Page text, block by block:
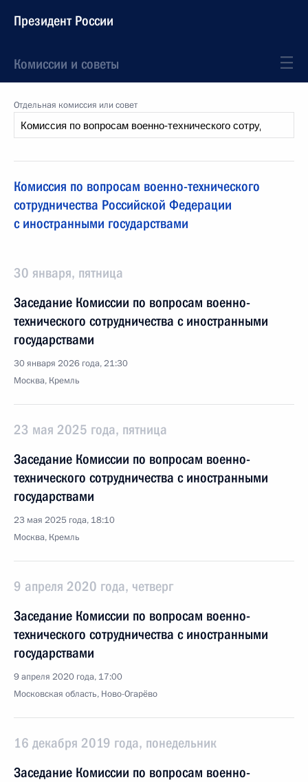
Президент России
Комиссии и советы
Отдельная комиссия или совет
Комиссия по вопросам военно-технического
сотрудничества Российской Федерации
с иностранными государствами
30 января, пятница
Заседание Комиссии по вопросам военно-
технического сотрудничества с иностранными
государствами
30 января 2026 года, 21:30
Москва, Кремль
23 мая 2025 года, пятница
Заседание Комиссии по вопросам военно-
технического сотрудничества с иностранными
государствами
23 мая 2025 года, 18:10
Москва, Кремль
9 апреля 2020 года, четверг
Заседание Комиссии по вопросам военно-
технического сотрудничества с иностранными
государствами
9 апреля 2020 года, 17:00
Московская область, Ново-Огарёво
16 декабря 2019 года, понедельник
Заседание Комиссии по вопросам военно-